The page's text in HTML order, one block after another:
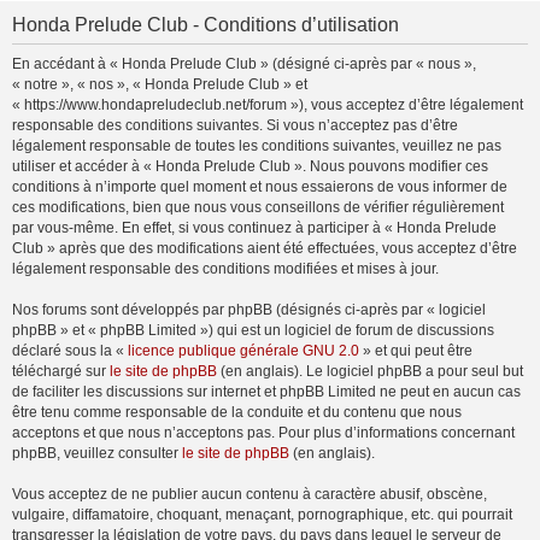
Honda Prelude Club - Conditions d’utilisation
En accédant à « Honda Prelude Club » (désigné ci-après par « nous »,
« notre », « nos », « Honda Prelude Club » et
« https://www.hondapreludeclub.net/forum »), vous acceptez d’être légalement
responsable des conditions suivantes. Si vous n’acceptez pas d’être
légalement responsable de toutes les conditions suivantes, veuillez ne pas
utiliser et accéder à « Honda Prelude Club ». Nous pouvons modifier ces
conditions à n’importe quel moment et nous essaierons de vous informer de
ces modifications, bien que nous vous conseillons de vérifier régulièrement
par vous-même. En effet, si vous continuez à participer à « Honda Prelude
Club » après que des modifications aient été effectuées, vous acceptez d’être
légalement responsable des conditions modifiées et mises à jour.
Nos forums sont développés par phpBB (désignés ci-après par « logiciel
phpBB » et « phpBB Limited ») qui est un logiciel de forum de discussions
déclaré sous la « licence publique générale GNU 2.0 » et qui peut être
téléchargé sur le site de phpBB (en anglais). Le logiciel phpBB a pour seul but
de faciliter les discussions sur internet et phpBB Limited ne peut en aucun cas
être tenu comme responsable de la conduite et du contenu que nous
acceptons et que nous n’acceptons pas. Pour plus d’informations concernant
phpBB, veuillez consulter le site de phpBB (en anglais).
Vous acceptez de ne publier aucun contenu à caractère abusif, obscène,
vulgaire, diffamatoire, choquant, menaçant, pornographique, etc. qui pourrait
transgresser la législation de votre pays, du pays dans lequel le serveur de